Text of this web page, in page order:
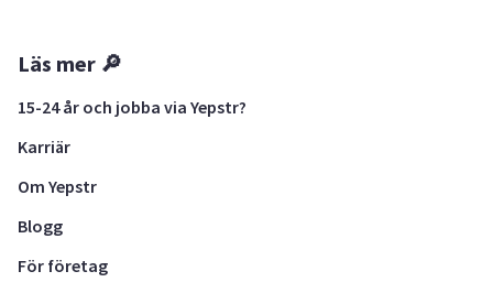
Läs mer 🔎
15-24 år och jobba via Yepstr?
Karriär
Om Yepstr
Blogg
För företag